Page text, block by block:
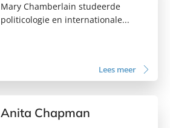
Mary Chamberlain studeerde
politicologie en internationale...
Lees meer
Anita Chapman